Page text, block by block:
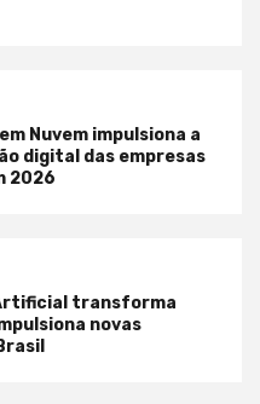
Nuvem impulsiona a
digital das empresas
2026
transforma
novas